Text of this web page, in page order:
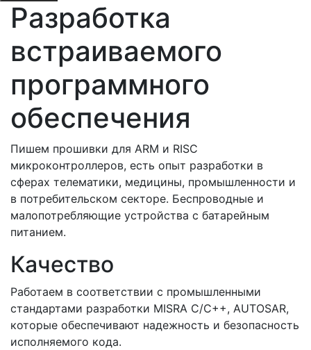
Разработка
встраиваемого
программного
обеспечения
Пишем прошивки для ARM и RISC
микроконтроллеров, есть опыт разработки в
сферах телематики, медицины, промышленности и
в потребительском секторе. Беспроводные и
малопотребляющие устройства с батарейным
питанием.
Качество
Работаем в соответствии с промышленными
стандартами разработки MISRA C/C++, AUTOSAR,
которые обеспечивают надежность и безопасность
исполняемого кода.